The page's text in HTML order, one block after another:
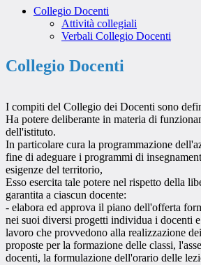
Collegio Docenti
Attività collegiali
Verbali Collegio Docenti
Collegio Docenti
I compiti del Collegio dei Docenti sono
Ha potere deliberante in materia di
dell'istituto.
In particolare cura la programmazione
fine di adeguare i programmi di
esigenze del territorio,
Esso esercita tale potere nel rispetto della
garantita a ciascun docente:
- elabora ed approva il piano dell'offerta
nei suoi diversi progetti individua i docenti
lavoro che provvedono alla realizzazione
proposte per la formazione delle classi,
docenti, la formulazione dell'orario delle